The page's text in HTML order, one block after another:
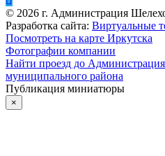
© 2026 г. Администрация
Разработка сайта: Виртуальные
Посмотреть на карте Иркутска
Фотографии компании
Найти проезд до
муниципального района
Публикация миниатюры
×